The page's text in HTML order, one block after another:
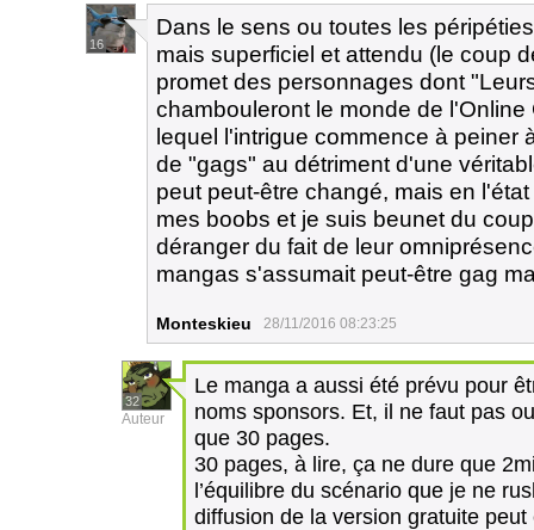
16
Dans le sens ou toutes les
mais superficiel et attendu (le coup
promet des personnages dont
chambouleront le monde de
lequel l'intrigue commence à peiner
de "gags" au détriment d'une
peut peut-être changé, mais en
mes boobs et je suis beunet du
déranger du fait de leur
mangas s'assumait peut-être gag
Monteskieu 28/11/2016 08:23:25
32
Auteur
Le manga a aussi été prévu pour
noms sponsors. Et, il ne faut pas
que 30 pages.
30 pages, à lire, ça ne dure que
l’équilibre du scénario que je ne
diffusion de la version gratuite